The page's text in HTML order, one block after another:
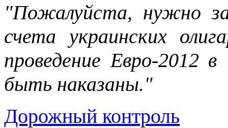
"Пожалуйста, нужно
счета украинских
проведение Евро-2012
быть наказаны."
Дорожный контроль